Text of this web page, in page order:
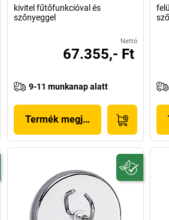
kivitel fűtőfunkcióval és
szőnyeggel
Nettó
67.355,- Ft
9-11 munkanap alatt
Termék megjelenítése